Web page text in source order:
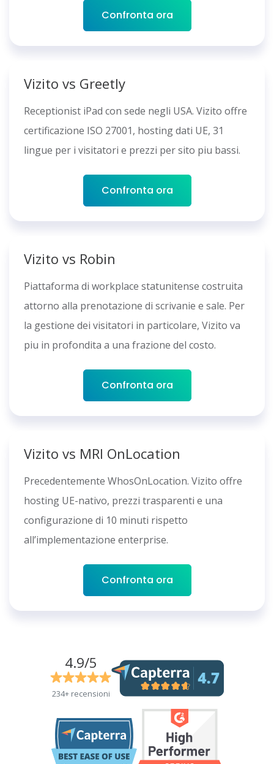
Confronta ora
Vizito vs Greetly
Receptionist iPad con sede negli USA. Vizito offre
certificazione ISO 27001, hosting dati UE, 31
lingue per i visitatori e prezzi per sito piu bassi.
Confronta ora
Vizito vs Robin
Piattaforma di workplace statunitense costruita
attorno alla prenotazione di scrivanie e sale. Per
la gestione dei visitatori in particolare, Vizito va
piu in profondita a una frazione del costo.
Confronta ora
Vizito vs MRI OnLocation
Precedentemente WhosOnLocation. Vizito offre
hosting UE-nativo, prezzi trasparenti e una
configurazione di 10 minuti rispetto
all’implementazione enterprise.
Confronta ora
4.9/5
234+ recensioni